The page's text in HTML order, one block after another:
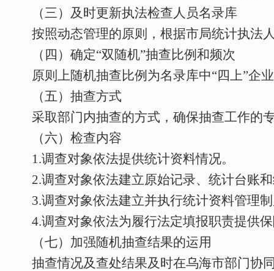
（三）及时更新执法检查人员名录库
按照动态管理的原则，根据市局统计执法
（四）确定“双随机”抽查比例和频次
原则上随机抽查比例为名录库中“四上”企
（五）抽查方式
采取部门内抽查的方式，确保抽查工作的
（六）检查内容
1.调查对象依法提供统计资料情况。
2.调查对象依法建立原始记录、统计台账
3.调查对象依法建立并执行统计资料管理
4.调查对象依法为履行法定填报职责提供
（七）加强随机抽查结果的运用
抽查情况及查处结果及时在乌海市部门协